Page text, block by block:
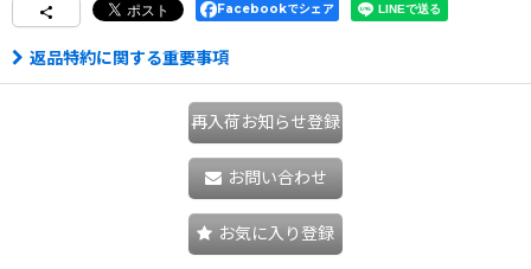
Facebookでシェア
返品特約に関する重要事項
再入荷お知らせ登録
お問い合わせ
お気に入り登録